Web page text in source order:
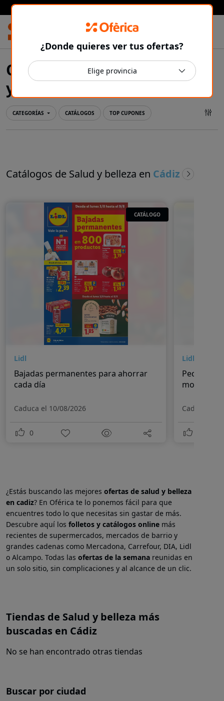
Prensa Ibérica
Ofertas y catálogos de Salud
y belleza en Cádiz
CATEGORÍAS CATÁLOGOS TOP CUPONES
Catálogos de Salud y belleza en Cádiz
CATÁLOGO
Lidl
Bajadas permanentes para ahorrar
cada día
Caduca el 10/08/2026
0
Lidl
Pequeños
momentos
Caduca el
¿Estás buscando las mejores ofertas de salud y belleza
en cadiz? En Oférica te lo ponemos fácil para que
encuentres todo lo que necesitas sin gastar de más.
Descubre aquí los folletos y catálogos online más
recientes de supermercados, mercados de barrio y
grandes cadenas como Mercadona, Carrefour, DIA, Lidl
o Alcampo. Todas las ofertas de la semana reunidas en
un solo sitio, sin complicaciones y al alcance de un clic.
Tiendas de Salud y belleza más
buscadas en Cádiz
No se han encontrado otras tiendas
Buscar por ciudad
¿Donde quieres ver tus ofertas?